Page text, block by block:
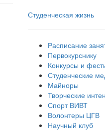
Студенческая жизнь
Расписание
Первокурснику
Конкурсы и
Студенческие
Майноры
Творческие
Спорт ВИВТ
Волонтеры ЦГВ
Научный клуб